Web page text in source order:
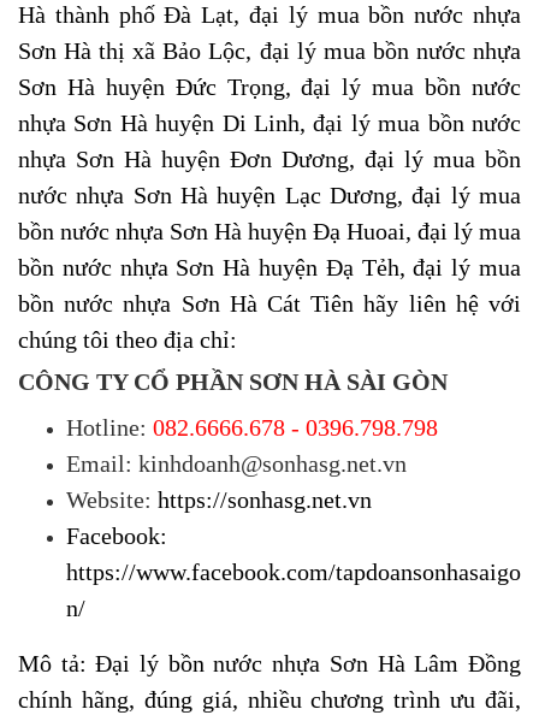
Hà thành phố Đà Lạt,đại lý mua bồn nước nhựa
Sơn Hà thị xã Bảo Lộc, đại lý mua bồn nước nhựa
Sơn Hà huyện Đức Trọng, đại lý mua bồn nước
nhựa Sơn Hà huyện Di Linh,đại lý mua bồn nước
nhựa Sơn Hà huyện Đơn Dương, đại lý mua bồn
nước nhựa Sơn Hà huyện Lạc Dương,đại lý mua
bồn nước nhựa Sơn Hà huyện Đạ Huoai, đại lý mua
bồn nước nhựa Sơn Hà huyện Đạ Tẻh, đại lý mua
bồn nước nhựa Sơn Hà Cát Tiên hãy liên hệ với
chúng tôi theo địa chỉ:
CÔNG TY CỔ PHẦN SƠN HÀ SÀI GÒN
Hotline: 082.6666.678 - 0396.798.798
Email: kinhdoanh@sonhasg.net.vn
Website: https://sonhasg.net.vn
Facebook:
https://www.facebook.com/tapdoansonhasaigo
n/
Mô tả: Đại lý bồn nước nhựa Sơn Hà Lâm Đồng
chính hãng, đúng giá, nhiều chương trình ưu đãi,